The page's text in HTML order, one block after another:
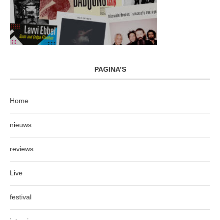
PAGINA’S
Home
nieuws
reviews
Live
festival